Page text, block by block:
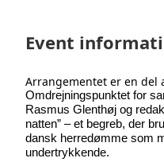
Event
Arrangementet er en del
Omdrejningspunktet for
Rasmus Glenthøj og
natten” – et begreb, der
dansk herredømme som
undertrykkende.